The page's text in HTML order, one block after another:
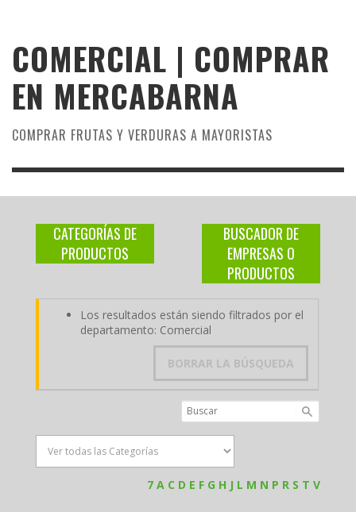
COMERCIAL | COMPRAR
EN MERCABARNA
COMPRAR FRUTAS Y VERDURAS A MAYORISTAS
CATEGORÍAS DE
PRODUCTOS
BUSCADOR DE
EMPRESAS O
PRODUCTOS
Los resultados están siendo filtrados por el
departamento: Comercial
BORRAR LA BÚSQUEDA
7 A C D E F G H J L M N P R S T V